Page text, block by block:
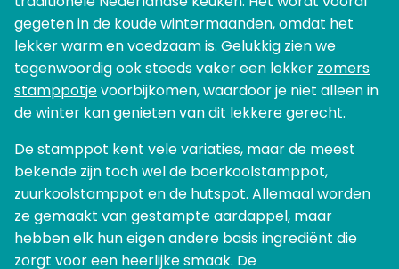
gegeten in de koude wintermaanden, omdat het
lekker warm en voedzaam is. Gelukkig zien we
tegenwoordig ook steeds vaker een lekker zomers
stamppotjevoorbijkomen, waardoor je niet alleen in
de winter kan genieten van dit lekkere gerecht.
De stamppot kent vele variaties, maar de meest
bekende zijn toch wel de boerkoolstamppot,
zuurkoolstamppot en de hutspot. Allemaal worden
ze gemaakt van gestampte aardappel, maar
hebben elk hun eigen andere basis ingrediënt die
zorgt voor een heerlijke smaak. De